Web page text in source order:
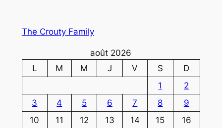
The Crouty Family
août 2026
L
M M J V S
D
1
2
3
4 5 6 7 8
9
10
11 12 13 14 15
16